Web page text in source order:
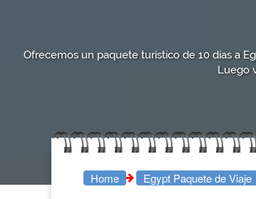
Ofrecemos un paquete turístico de 10 días a
Luego
Home Egypt Paquete de Viaje